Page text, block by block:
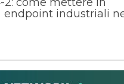
endpoint industriali